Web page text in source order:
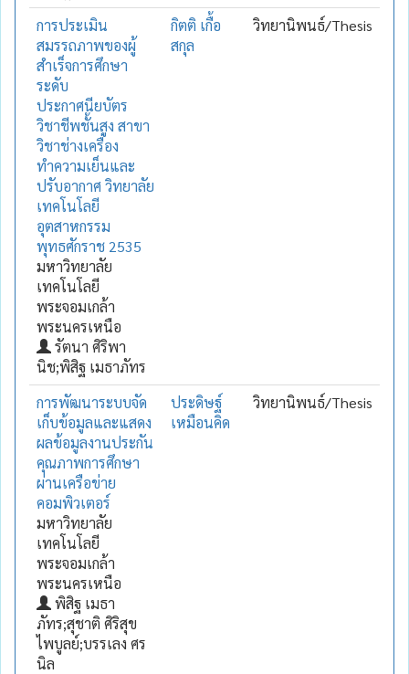
การประเมิน
สมรรถภาพของผู้
สำเร็จการศึกษา
ระดับ
ประกาศนียบัตร
วิชาชีพชั้นสูง สาขา
วิชาช่างเครื่อง
ทำความเย็นและ
ปรับอากาศ วิทยาลัย
เทคโนโลยี
อุตสาหกรรม
พุทธศักราช 2535
มหาวิทยาลัย
เทคโนโลยี
พระจอมเกล้า
พระนครเหนือ
รัตนา ศิริพา
นิช;พิสิฐ เมธาภัทร
กิตติ เกื้อ
สกุล
วิทยานิพนธ์/Thesis
การพัฒนาระบบจัด
เก็บข้อมูลและแสดง
ผลข้อมูลงานประกัน
คุณภาพการศึกษา
ผ่านเครือข่าย
คอมพิวเตอร์
มหาวิทยาลัย
เทคโนโลยี
พระจอมเกล้า
พระนครเหนือ
พิสิฐ เมธา
ภัทร;สุชาติ ศิริสุข
ไพบูลย์;บรรเลง ศร
นิล
ประดิษฐ์
เหมือนคิด
วิทยานิพนธ์/Thesis